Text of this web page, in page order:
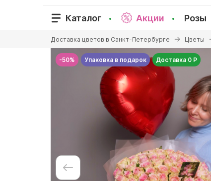
Каталог Акции Розы
здесь
Доставка цветов в Санкт-Петербурге Цветы
-50% Упаковка в подарок Доставка 0 Р